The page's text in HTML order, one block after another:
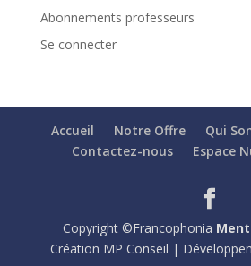
Abonnements professeurs
Se connecter
Accueil Notre Offre
Qui
Contactez-nous
Espace
Copyright ©Francophonia
Création MP Conseil |